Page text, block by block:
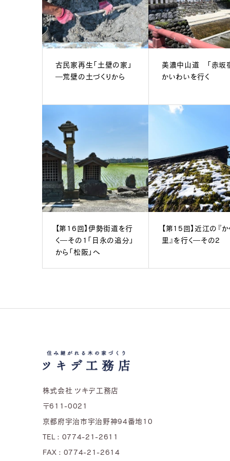
古民家再生「土壁の家」
―荒壁の土づくりから
美濃中山道 「赤坂
かいわいを行く
【第16回】伊勢街道を行
く―その1「日永の追分」
から「松阪」へ
【第15回】近江の『
里』を行く―その2
株式会社 ツキデ工務店
〒611-0021
京都府宇治市宇治野神94番地10
TEL : 0774-21-2611
FAX : 0774-21-2614